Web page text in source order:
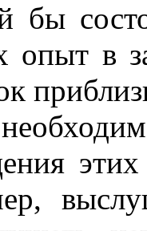
бы
в